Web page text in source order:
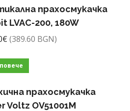
прахосмукачка
LVAC-200, 180W
€ (389.60 BGN)
прахосмукачка
Voltz OV51001M